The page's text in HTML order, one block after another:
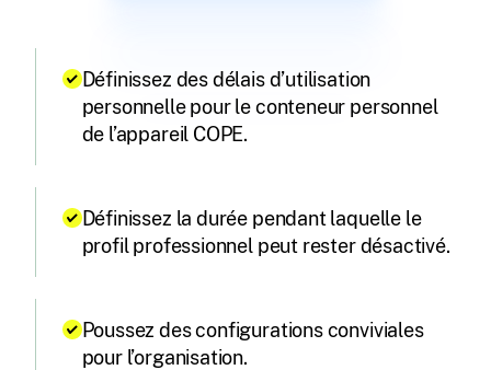
Définissez des délais d’utilisation
personnelle pour le conteneur personnel
de l’appareil COPE.
Définissez la durée pendant laquelle le
profil professionnel peut rester désactivé.
Poussez des configurations conviviales
pour l’organisation.